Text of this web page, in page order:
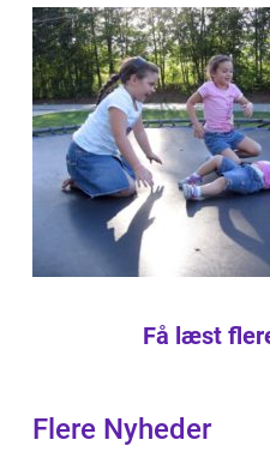
Få læst
Flere Nyheder